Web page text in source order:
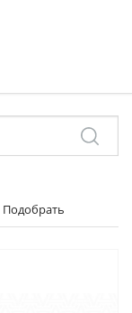
Подобрать